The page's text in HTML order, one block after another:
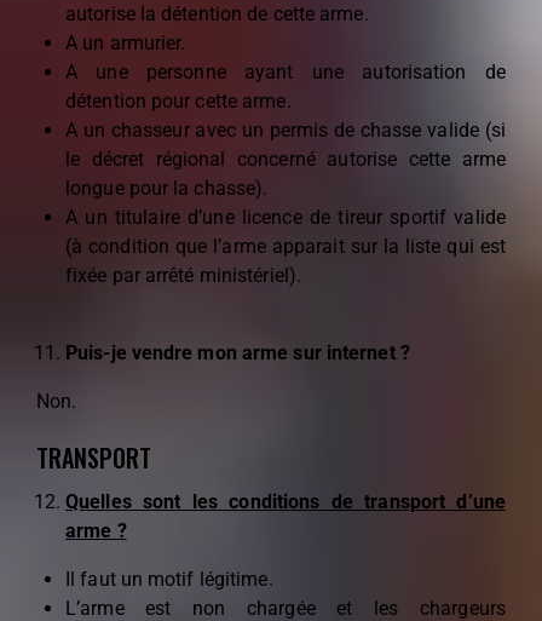
autorise la détention de cette arme.
A un armurier.
A une personne ayant une autorisation de
détention pour cette arme.
A un chasseur avec un permis de chasse valide (si
le décret régional concerné autorise cette arme
longue pour la chasse).
A un titulaire d’une licence de tireur sportif valide
(à condition que l’arme apparait sur la liste qui est
fixée par arrêté ministériel).
Puis-je vendre mon arme sur internet ?
Non.
TRANSPORT
Quelles sont les conditions de transport d’une
arme ?
Il faut un motif légitime.
L’arme est non chargée et les chargeurs